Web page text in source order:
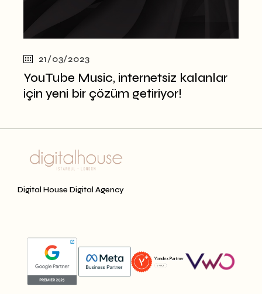
21/03/2023
YouTube Music, internetsiz kalanlar
için yeni bir çözüm getiriyor!
Digital House Digital Agency